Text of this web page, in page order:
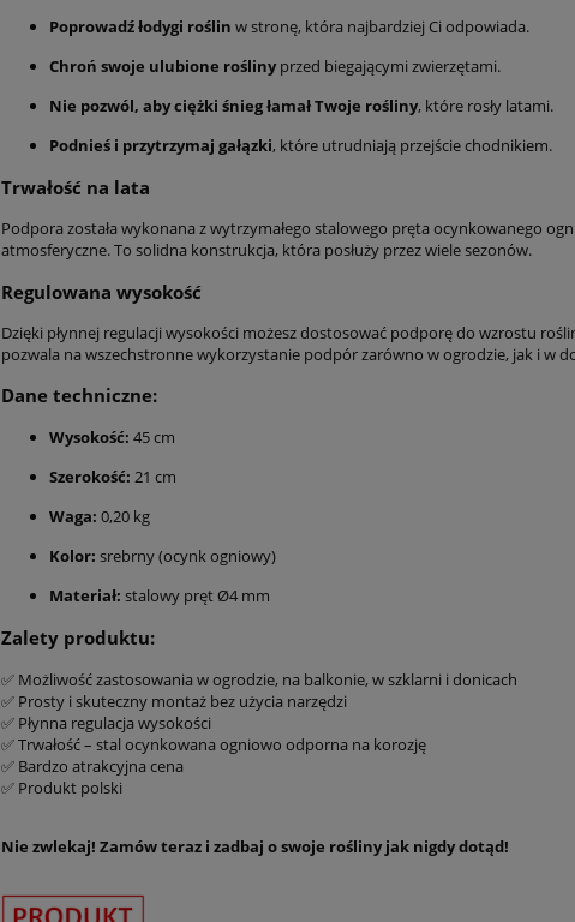
Poprowadź łodygi roślin w stronę, która najbardziej Ci odpowiada.
Chroń swoje ulubione roślinyprzed biegającymi zwierzętami.
Nie pozwól, aby ciężki śnieg łamał Twoje rośliny, które rosły latami.
Podnieś i przytrzymaj gałązki, które utrudniają przejście chodnikiem.
Trwałość na lata
Podpora została wykonana z wytrzymałego stalowego pręta ocynkowanego
atmosferyczne. To solidna konstrukcja, która posłuży przez wiele sezonów.
Regulowana wysokość
Dzięki płynnej regulacji wysokości możesz dostosować podporę do wzrostu
pozwala na wszechstronne wykorzystanie podpór zarówno w ogrodzie, jak i w
Dane techniczne:
Wysokość: 45 cm
Szerokość: 21 cm
Waga: 0,20 kg
Kolor: srebrny (ocynk ogniowy)
Materiał: stalowy pręt Ø4 mm
Zalety produktu:
✅ Możliwość zastosowania w ogrodzie, na balkonie, w szklarni i donicach
✅ Prosty i skuteczny montaż bez użycia narzędzi
✅ Płynna regulacja wysokości
✅ Trwałość – stal ocynkowana ogniowo odporna na korozję
✅ Bardzo atrakcyjna cena
✅ Produkt polski
Nie zwlekaj! Zamów teraz i zadbaj o swoje rośliny jak nigdy dotąd!